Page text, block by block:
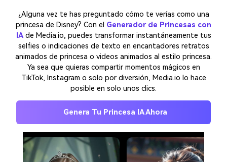
¿Alguna vez te has preguntado cómo te verías como una
princesa de Disney? Con el Generador de Princesas con
IAde Media.io, puedes transformar instantáneamente tus
selfies o indicaciones de texto en encantadores retratos
animados de princesa o videos animados al estilo princesa.
Ya sea que quieras compartir momentos mágicos en
TikTok, Instagram o solo por diversión, Media.io lo hace
posible en solo unos clics.
Genera Tu Princesa IA Ahora